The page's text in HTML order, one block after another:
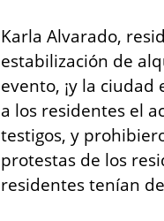
Karla Alvarado,
estabilización de
evento, ¡y la
a los residentes el
testigos, y
protestas de los
residentes tenían